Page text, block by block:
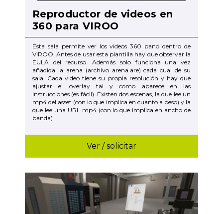
Reproductor de videos en
360 para VIROO
Esta sala permite ver los videos 360 pano dentro de
VIROO. Antes de usar esta plantilla hay que observar la
EULA del recurso. Además solo funciona una vez
añadida la arena (archivo arena.are) cada cual de su
sala. Cada video tiene su propia resolución y hay que
ajustar el overlay tal y como aparece en las
instrucciones (es fácil). Existen dos escenas, la que lee un
mp4 del asset (con lo que implica en cuanto a peso) y la
que lee una URL mp4 (con lo que implica en ancho de
banda)
Ver / solicitar